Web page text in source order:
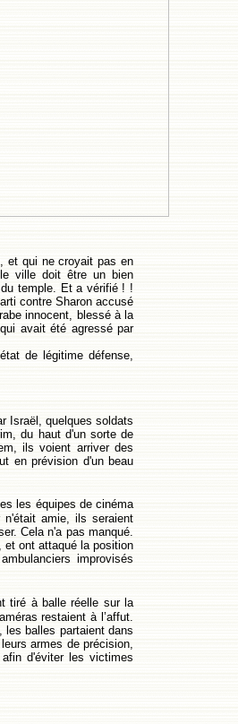
et qui ne croyait pas en
ville doit être un bien
temple. Et a vérifié ! !
contre Sharon accusé
innocent, blessé à la
avait été agressé par
de légitime défense,
Israël, quelques soldats
du haut d'un sorte de
ils voient arriver des
en prévision d'un beau
les équipes de cinéma
n'était amie, ils seraient
Cela n'a pas manqué.
ont attaqué la position
improvisés
tiré à balle réelle sur la
restaient à l’affut.
les balles partaient dans
armes de précision,
d'éviter les victimes